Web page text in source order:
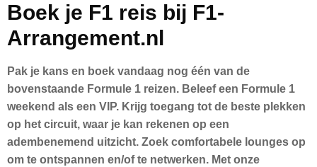
Boek je F1 reis bij F1-
Arrangement.nl
Pak je kans en boek vandaag nog één van de
bovenstaande Formule 1 reizen. Beleef een Formule 1
weekend als een VIP. Krijg toegang tot de beste plekken
op het circuit, waar je kan rekenen op een
adembenemend uitzicht. Zoek comfortabele lounges op
om te ontspannen en/of te netwerken. Met onze